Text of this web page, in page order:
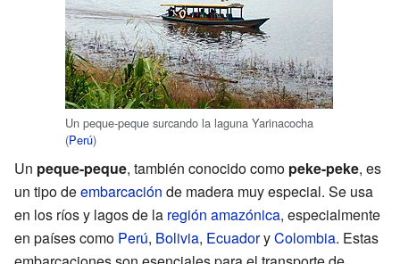
Un peque-peque surcando la laguna Yarinacocha
(Perú)
Un peque-peque, también conocido como peke-peke, es
un tipo deembarcación de madera muy especial. Se usa
en los ríos y lagos de la región amazónica, especialmente
en países como Perú, Bolivia, EcuadoryColombia. Estas